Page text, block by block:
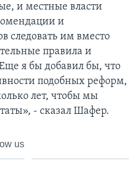
и местные власти
и
следовать им вместо
правила и
я бы добавил бы, что
подобных реформ,
лет, чтобы мы
- сказал Шафер.
us